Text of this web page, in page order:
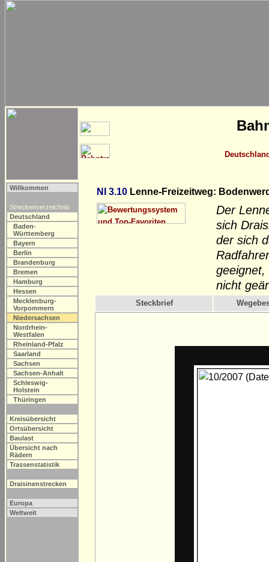
Willkommen
Streckenverzeichnis
Deutschland
Baden-
Württemberg
Bayern
Berlin
Brandenburg
Bremen
Hamburg
Hessen
Mecklenburg-
Vorpommern
Niedersachsen
Nordrhein-
Westfalen
Rheinland-Pfalz
Saarland
Sachsen
Sachsen-Anhalt
Schleswig-
Holstein
Thüringen
Kreisübersicht
Ortsübersicht
Baulast
Übersicht nach
Rädern
Trassenstatistik
Draisinenstrecken
Europa
Weltweit
NI 3.10 Lenne-Freizeitweg:
Der
sich
der sich
geeignet,
nicht
Steckbrief